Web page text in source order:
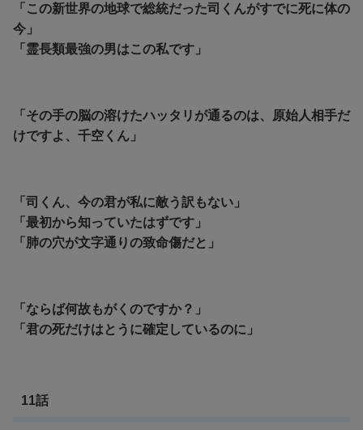
「この新世界の地球で総統だった司くんがすでに死に体の
今」
「霊長類最強の男はこの私です」
「その手の脳の溶けたハッタリが通るのは、原始人相手だ
けですよ、千空くん」
「司くん、今の君が私に敵う訳もない」
「最初から知っていたはずです」
「肺の穴が文字通りの致命傷だと」
「ならば何故もがくのですか？」
「君の死だけはとうに確定しているのに」
11話